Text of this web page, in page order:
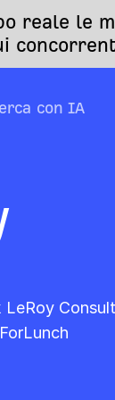
reale le
con IA
LeRoy